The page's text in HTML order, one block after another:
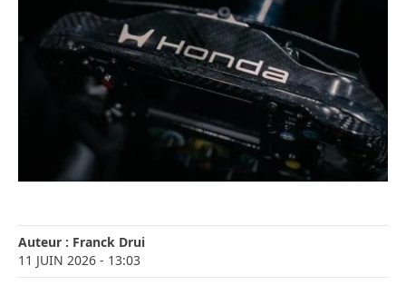
Auteur : Franck Drui
11 JUIN 2026 - 13:03